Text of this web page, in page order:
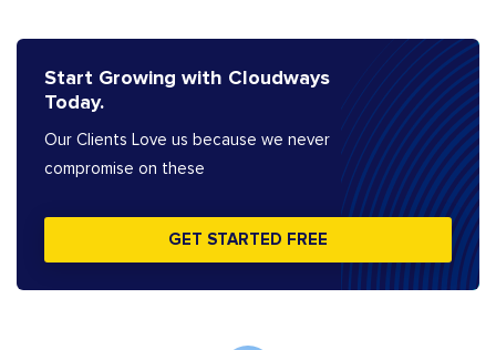
Start Growing with Cloudways
Today.
Our Clients Love us because we never
compromise on these
GET STARTED FREE